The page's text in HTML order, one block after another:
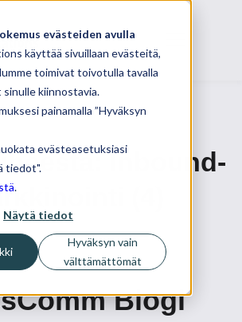
evästeiden avulla
käyttää sivuillaan evästeitä,
toimivat toivotulla tavalla
sinulle kiinnostavia.
painamalla ”Hyväksyn
evästeasetuksiasi
tiedot".
.
Näytä tiedot
Hyväksyn vain
välttämättömät
Inbound-
(4)
Blogi